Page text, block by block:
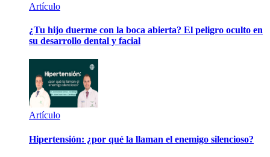
Artículo
¿Tu hijo duerme con la boca abierta? El peligro oculto en
su desarrollo dental y facial
Artículo
Hipertensión: ¿por qué la llaman el enemigo silencioso?